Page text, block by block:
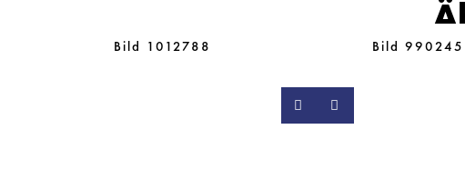
Bild 1012788 Bild 990245